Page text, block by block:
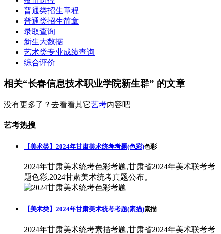
普通类招生章程
普通类招生简章
录取查询
新生大数据
艺术类专业成绩查询
综合评价
相关“长春信息技术职业学院新生群” 的文章
没有更多了？去看看其它艺考内容吧
艺考热搜
【美术类】2024年甘肃美术统考考题(色彩)色彩
2024年甘肃美术统考色彩考题,甘肃省2024年美术联考考
题色彩,2024甘肃美术统考真题公布。
【美术类】2024年甘肃美术统考考题(素描)素描
2024年甘肃美术统考素描考题,甘肃省2024年美术联考考